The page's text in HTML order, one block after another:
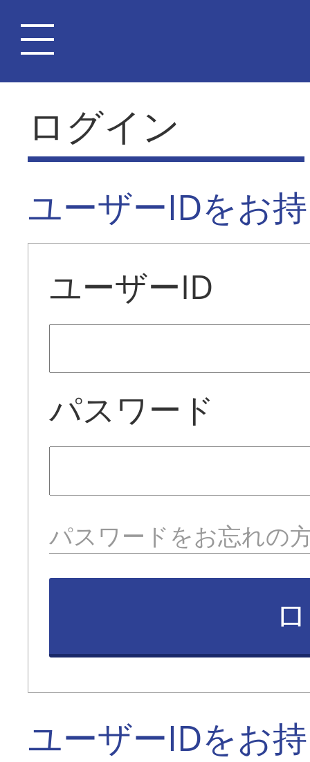
ログイン
ユーザーIDをお
ユーザーID
パスワード
パスワードをお忘れの
ユーザーIDをお